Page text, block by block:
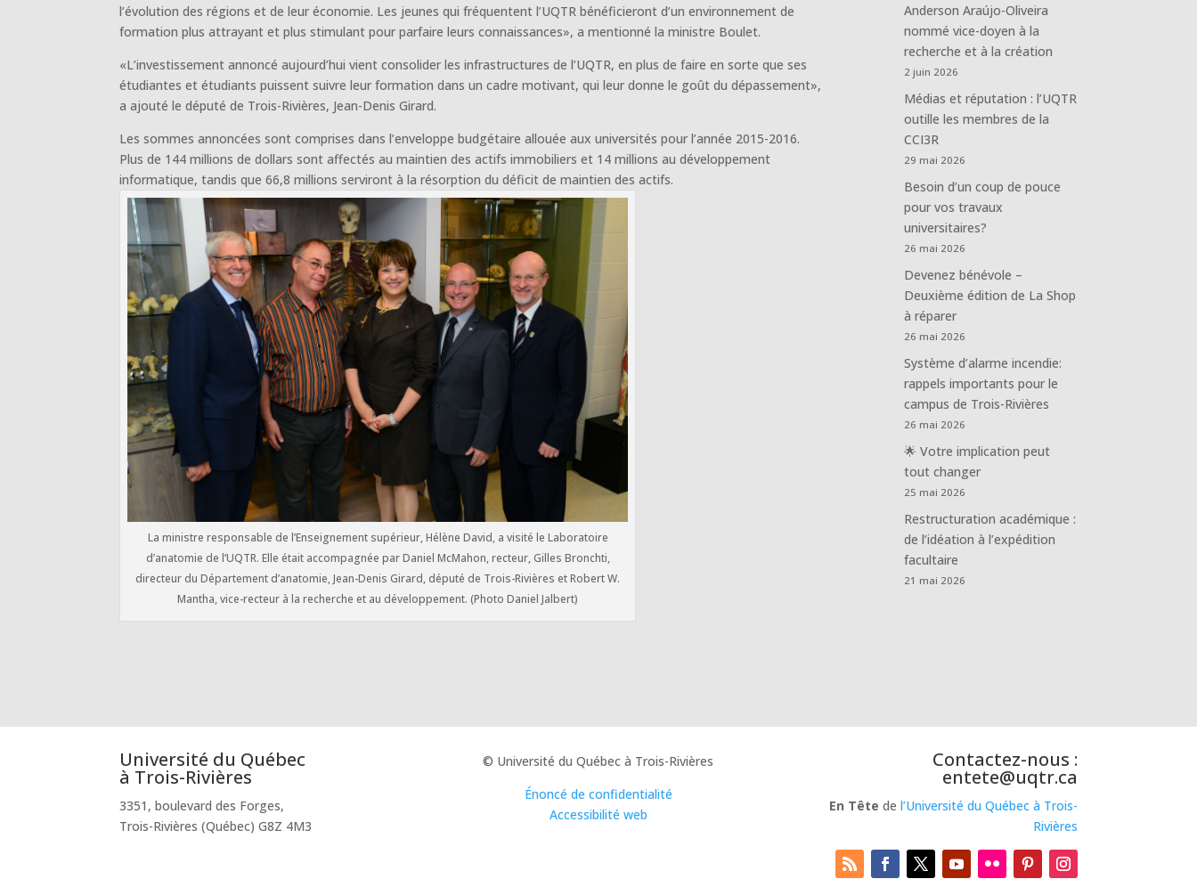
l’évolution des régions et de leur économie. Les jeunes qui fréquentent l’UQTR bénéficieront d’un environnement de
formation plus attrayant et plus stimulant pour parfaire leurs connaissances», a mentionné la ministre Boulet.
«L’investissement annoncé aujourd’hui vient consolider les infrastructures de l’UQTR, en plus de faire en sorte que ses
étudiantes et étudiants puissent suivre leur formation dans un cadre motivant, qui leur donne le goût du dépassement»,
a ajouté le député de Trois-Rivières, Jean-Denis Girard.
Les sommes annoncées sont comprises dans l’enveloppe budgétaire allouée aux universités pour l’année 2015-2016.
Plus de 144 millions de dollars sont affectés au maintien des actifs immobiliers et 14 millions au développement
informatique, tandis que 66,8 millions serviront à la résorption du déficit de maintien des actifs.
La ministre responsable de l’Enseignement supérieur, Hélène David, a visité le Laboratoire
d’anatomie de l’UQTR. Elle était accompagnée par Daniel McMahon, recteur, Gilles Bronchti,
directeur du Département d’anatomie, Jean-Denis Girard, député de Trois-Rivières et Robert W.
Mantha, vice-recteur à la recherche et au développement. (Photo Daniel Jalbert)
Anderson Araújo-Oliveira
nommé vice-doyen à la
recherche et à la création
2 juin 2026
Médias et réputation : l’UQTR
outille les membres de la
CCI3R
29 mai 2026
Besoin d’un coup de pouce
pour vos travaux
universitaires?
26 mai 2026
Devenez bénévole –
Deuxième édition de La Shop
à réparer
26 mai 2026
Système d’alarme incendie:
rappels importants pour le
campus de Trois-Rivières
26 mai 2026
🌟 Votre implication peut
tout changer
25 mai 2026
Restructuration académique :
de l’idéation à l’expédition
facultaire
21 mai 2026
Université du Québec
à Trois-Rivières
3351, boulevard des Forges,
Trois-Rivières (Québec) G8Z 4M3
© Université du Québec à Trois-Rivières
Énoncé de confidentialité
Accessibilité web
Contactez-nous :
entete@uqtr.ca
En Tête de l’Université du Québec à Trois-
Rivières